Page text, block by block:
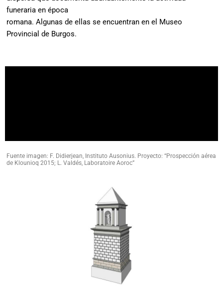
funeraria en época
romana. Algunas de ellas se encuentran en el Museo
Provincial de Burgos.
Fuente imagen: F. Didierjean, Instituto Ausonius. Proyecto: “Prospección aérea
de Klounioq 2015; L. Valdés, Laboratoire Aoroc”